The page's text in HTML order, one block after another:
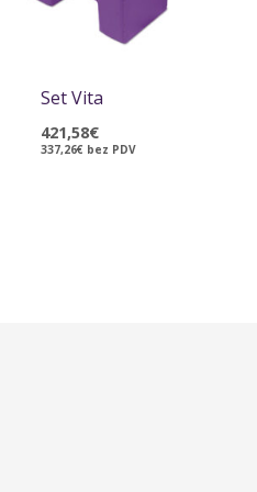
Set Vita
421,58€
337,26€ bez PDV